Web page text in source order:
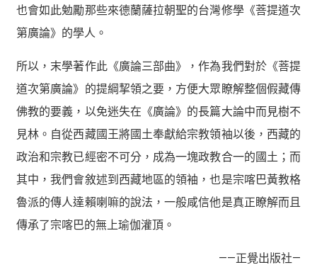
也會如此勉勵那些來德蘭薩拉朝聖的台灣修學《菩提道次
第廣論》的學人。
所以，末學著作此《廣論三部曲》，作為我們對於《菩提
道次第廣論》的提綱挈領之要，方便大眾瞭解整個假藏傳
佛教的要義，以免迷失在《廣論》的長篇大論中而見樹不
見林。自從西藏國王將國土奉獻給宗教領袖以後，西藏的
政治和宗教已經密不可分，成為一塊政教合一的國土；而
其中，我們會敘述到西藏地區的領袖，也是宗喀巴黃教格
魯派的傳人達賴喇嘛的說法，一般咸信他是真正瞭解而且
傳承了宗喀巴的無上瑜伽灌頂。
——正覺出版社—